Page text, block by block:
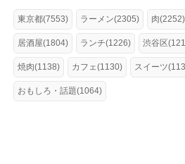
東京都(7553) ラーメン(2305) 肉(2252)
居酒屋(1804) ランチ(1226) 渋谷区
焼肉(1138) カフェ(1130) スイーツ
おもしろ・話題(1064)